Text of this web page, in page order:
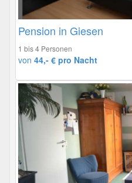
Pension in Giesen
1 bis 4 Personen
von 44,- € pro Nacht